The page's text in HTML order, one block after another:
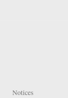
Notices